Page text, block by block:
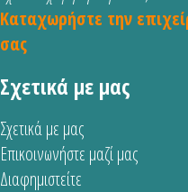
Καταχωρήστε την
σας
Σχετικά με μας
Σχετικά με μας
Επικοινωνήστε μαζί μας
Διαφημιστείτε